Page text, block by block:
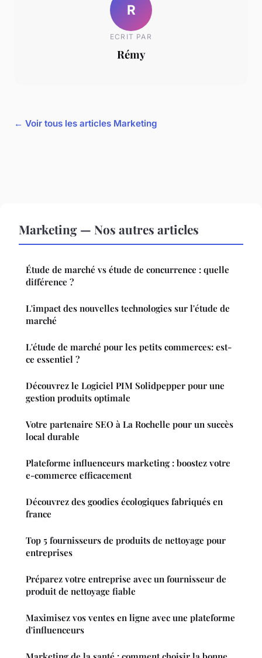
R
ECRIT PAR
Rémy
← Voir tous les articles Marketing
Marketing — Nos autres articles
Étude de marché vs étude de concurrence : quelle
différence ?
L'impact des nouvelles technologies sur l'étude de
marché
L'étude de marché pour les petits commerces: est-
ce essentiel ?
Découvrez le Logiciel PIM Solidpepper pour une
gestion produits optimale
Votre partenaire SEO à La Rochelle pour un succès
local durable
Plateforme influenceurs marketing : boostez votre
e-commerce efficacement
Découvrez des goodies écologiques fabriqués en
france
Top 5 fournisseurs de produits de nettoyage pour
entreprises
Préparez votre entreprise avec un fournisseur de
produit de nettoyage fiable
Maximisez vos ventes en ligne avec une plateforme
d'influenceurs